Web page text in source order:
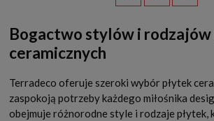
Bogactwo stylów i rodzajów
ceramicznych
Terradeco oferuje szeroki wybór płytek
zaspokoją potrzeby każdego miłośnika
obejmuje różnorodne style i rodzaje płytek,